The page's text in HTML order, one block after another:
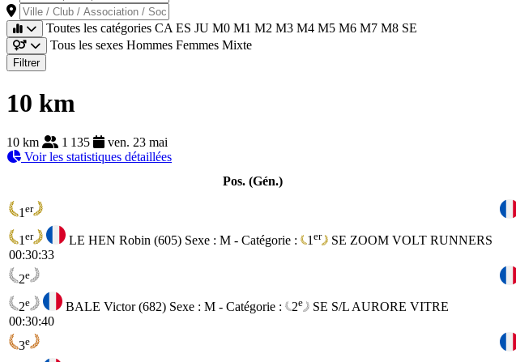
Ville / Club / Association / Société
Toutes les catégories CA ES JU M0 M1 M2 M3 M4 M5 M6 M7 M8 SE
Tous les sexes Hommes Femmes Mixte
Filtrer
10 km
10 km 1 135
ven. 23 mai
Voir les statistiques détaillées
Pos. (Gén.)
1 er
1 er LE HEN Robin (605) Sexe : M - Catégorie : 1 er SE ZOOM VOLT RUNNERS
00:30:33
2e
2e BALE Victor (682) Sexe : M - Catégorie : 2e SE S/L AURORE VITRE
00:30:40
3e